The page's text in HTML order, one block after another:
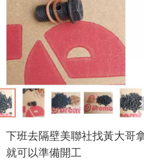
下班去隔壁美聯社找黃大哥
就可以準備開工